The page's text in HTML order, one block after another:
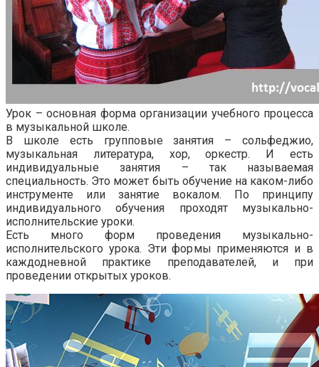
Урок – основная форма организации учебного процесса
в музыкальной школе.
В школе есть групповые занятия – сольфеджио,
музыкальная литература, хор, оркестр. И есть
индивидуальные занятия – так называемая
специальность. Это может быть обучение на каком-либо
инструменте или занятие вокалом. По принципу
индивидуального обучения проходят музыкально-
исполнительские уроки.
Есть много форм проведения музыкально-
исполнительского урока. Эти формы применяются и в
каждодневной практике преподавателей, и при
проведении открытых уроков.